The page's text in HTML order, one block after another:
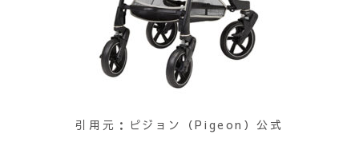
引用元：ピジョン（Pigeon）公式